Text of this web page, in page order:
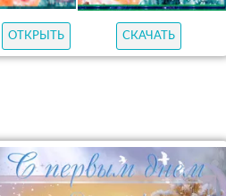
ОТКРЫТЬ СКАЧАТЬ